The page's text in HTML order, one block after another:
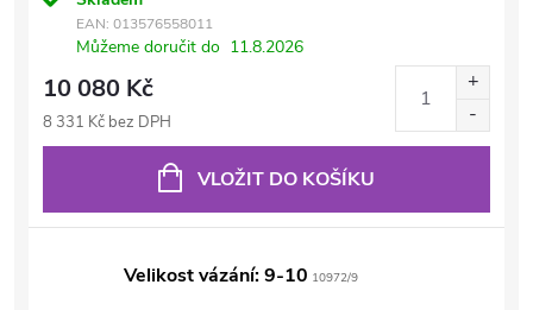
EAN: 013576558011
Můžeme doručit do 11.8.2026
10 080 Kč
8 331 Kč bez DPH
VLOŽIT DO KOŠÍKU
Velikost vázání: 9-10 10972/9